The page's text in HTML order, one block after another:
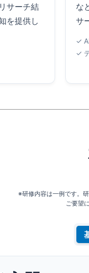
サーチ結
を提供し
な
サ
✓
✓
※研修内容は一例です。
ご要望